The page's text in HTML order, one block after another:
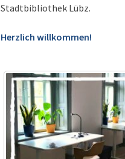
Stadtbibliothek Lübz.
Herzlich willkommen!